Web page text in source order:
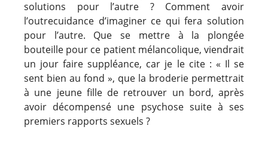
solutions pour l’autre ? Comment avoir
l’outrecuidance d’imaginer ce qui fera solution
pour l’autre. Que se mettre à la plongée
bouteille pour ce patient mélancolique, viendrait
un jour faire suppléance, car je le cite : « Il se
sent bien au fond », que la broderie permettrait
à une jeune fille de retrouver un bord, après
avoir décompensé une psychose suite à ses
premiers rapports sexuels ?